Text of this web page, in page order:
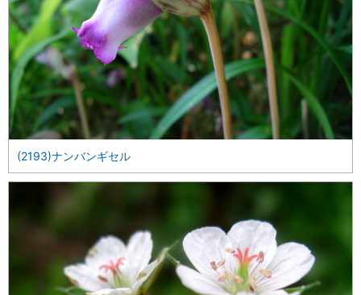
(2193)ナンバンギセル